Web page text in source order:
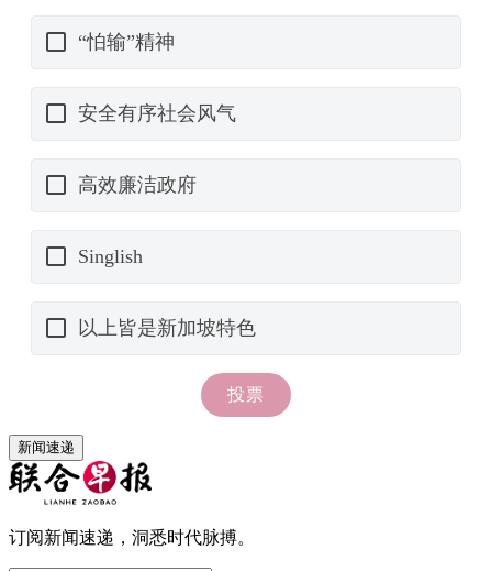
新闻速递
订阅新闻速递，洞悉时代脉搏。